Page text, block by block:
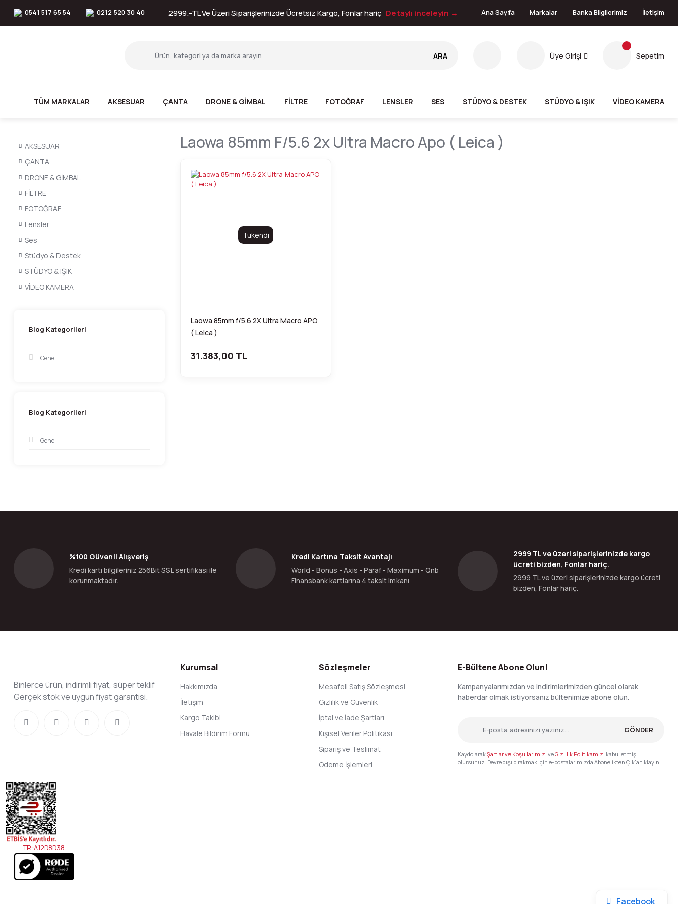
0541 517 65 54 0212 520 30 40 2999.-TL Ve Üzeri Siparişlerinizde Ücretsiz Kargo, Fonlar hariç Detaylı inceleyin → Ana Sayfa Markalar Banka Bilgilerimiz İletişim
ARA Üye Girişi Sepetim
TÜM MARKALAR AKSESUAR ÇANTA DRONE & GİMBAL FİLTRE FOTOĞRAF LENSLER SES STÜDYO & DESTEK STÜDYO & IŞIK VİDEO KAMERA
AKSESUAR
ÇANTA
DRONE & GİMBAL
FİLTRE
FOTOĞRAF
Lensler
Ses
Stüdyo & Destek
STÜDYO & IŞIK
VİDEO KAMERA
Blog Kategorileri
Genel
Blog Kategorileri
Genel
Laowa 85mm F/5.6 2x Ultra Macro Apo ( Leica )
Tükendi
Laowa 85mm f/5.6 2X Ultra Macro APO
( Leica )
31.383,00 TL
%100 Güvenli Alışveriş
Kredi kartı bilgileriniz 256Bit SSL sertifikası ile
korunmaktadır.
Kredi Kartına Taksit Avantajı
World - Bonus - Axis - Paraf - Maximum - Qnb
Finansbank kartlarına 4 taksit imkanı
2999 TL ve üzeri siparişlerinizde kargo
ücreti bizden, Fonlar hariç.
2999 TL ve üzeri siparişlerinizde kargo ücreti
bizden, Fonlar hariç.
Binlerce ürün, indirimli fiyat, süper teklif
Gerçek stok ve uygun fiyat garantisi.
Kurumsal
Hakkımızda
İletişim
Kargo Takibi
Havale Bildirim Formu
Sözleşmeler
Mesafeli Satış Sözleşmesi
Gizlilik ve Güvenlik
İptal ve İade Şartları
Kişisel Veriler Politikası
Sipariş ve Teslimat
Ödeme İşlemleri
E-Bültene Abone Olun!
Kampanyalarımızdan ve indirimlerimizden güncel olarak
haberdar olmak istiyorsanız bültenimize abone olun.
GÖNDER
KaydolarakŞartlar ve Koşullarımızı veGizlilik Politikamızı kabul etmiş
olursunuz. Devre dışı bırakmak için e-postalarımızda Abonelikten Çık'a tıklayın.
TR-A12D8D38
Facebook